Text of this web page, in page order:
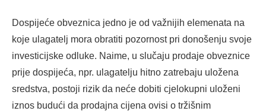
Dospijeće obveznica jedno je od važnijih elemenata na
koje ulagatelj mora obratiti pozornost pri donošenju svoje
investicijske odluke. Naime, u slučaju prodaje obveznice
prije dospijeća, npr. ulagatelju hitno zatrebaju uložena
sredstva, postoji rizik da neće dobiti cjelokupni uloženi
iznos budući da prodajna cijena ovisi o tržišnim